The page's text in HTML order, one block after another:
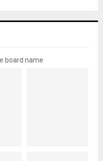
board name